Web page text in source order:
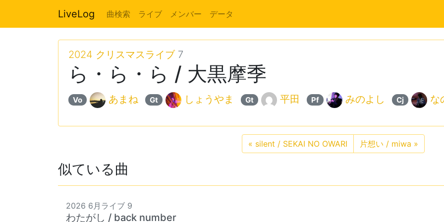
LiveLog 曲検索 ライブ メンバー データ
2024 クリスマスライブ7
ら・ら・ら / 大黒摩季
Vo あまね Gt しょうやま Gt 平田 Pf みのよし Cj な
« silent / SEKAI NO OWARI 片想い / miwa »
似ている曲
2026 6月ライブ 9
わたがし / back number